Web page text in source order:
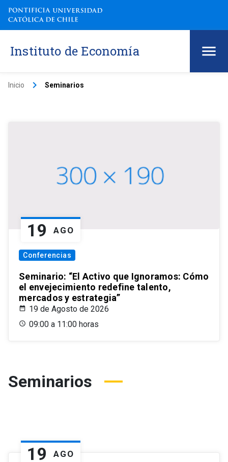
Instituto de Economía
Inicio keyboard_arrow_right Seminarios
19 AGO
Conferencias
Seminario: “El Activo que Ignoramos: Cómo
el envejecimiento redefine talento,
mercados y estrategia”
19 de Agosto de 2026
09:00 a 11:00 horas
Seminarios
19 AGO